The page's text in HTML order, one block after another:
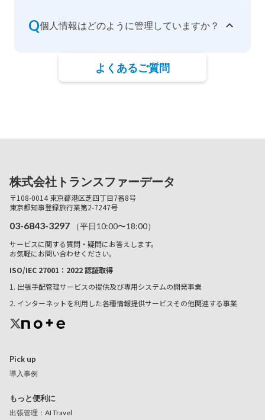
Q個人情報はどのように管理していますか？
よくあるご質問
株式会社トランスファーデータ
〒108-0014 東京都港区芝四丁目7番8号
東京都知事登録旅行業第2-7247号
03-6843-3297
（平日10:00〜18:00）
サービスに関する質問・疑問にお答えします。
お気軽にお問い合わせください。
ISO/IEC 27001：2022 認証取得
1. 出張手配管理サービスの提供及び専用システムの開発事業
2. インターネットを利用した各種情報提供サービスその他関連する事業
Pick up
導入事例
もっと便利に
出張管理：AI Travel